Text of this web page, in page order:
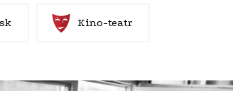
Kino-teatr